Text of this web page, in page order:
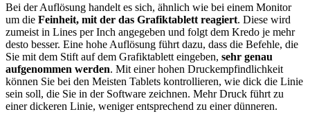
Bei der Auflösung handelt es sich, ähnlich wie bei einem Monitor
um die Feinheit, mit der das Grafiktablett reagiert. Diese wird
zumeist in Lines per Inch angegeben und folgt dem Kredo je mehr
desto besser. Eine hohe Auflösung führt dazu, dass die Befehle, die
Sie mit dem Stift auf dem Grafiktablett eingeben, sehr genau
aufgenommen werden. Mit einer hohen Druckempfindlichkeit
können Sie bei den Meisten Tablets kontrollieren, wie dick die Linie
sein soll, die Sie in der Software zeichnen. Mehr Druck führt zu
einer dickeren Linie, weniger entsprechend zu einer dünneren.